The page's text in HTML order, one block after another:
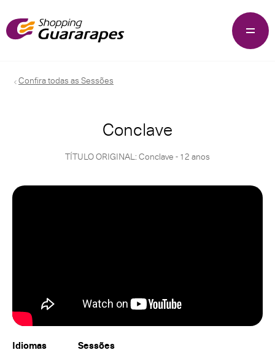
Confira todas as Sessões
Conclave
TÍTULO ORIGINAL: Conclave - 12 anos
Idiomas Sessões